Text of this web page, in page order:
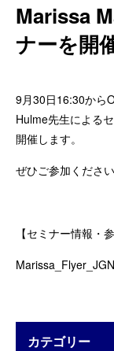
Marissa
ナーを開
9月30日16:30から
Hulme先生による
開催します。
ぜひご参加ください
【セミナー情報・
Marissa_Flyer_JGN
カテゴリー